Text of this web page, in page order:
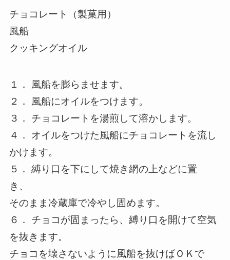
チョコレート（製菓用）
風船
クッキングオイル
１． 風船を膨らませます。
２． 風船にオイルをつけます。
３． チョコレートを湯煎して溶かします。
４． オイルをつけた風船にチョコレートを流し
かけます。
５． 縛り口を下にして焼き網の上などに置
き、
そのまま冷蔵庫で冷やし固めます。
６． チョコが固まったら、縛り口を開けて空気
を抜きます。
チョコを壊さないように風船を抜けばＯＫで